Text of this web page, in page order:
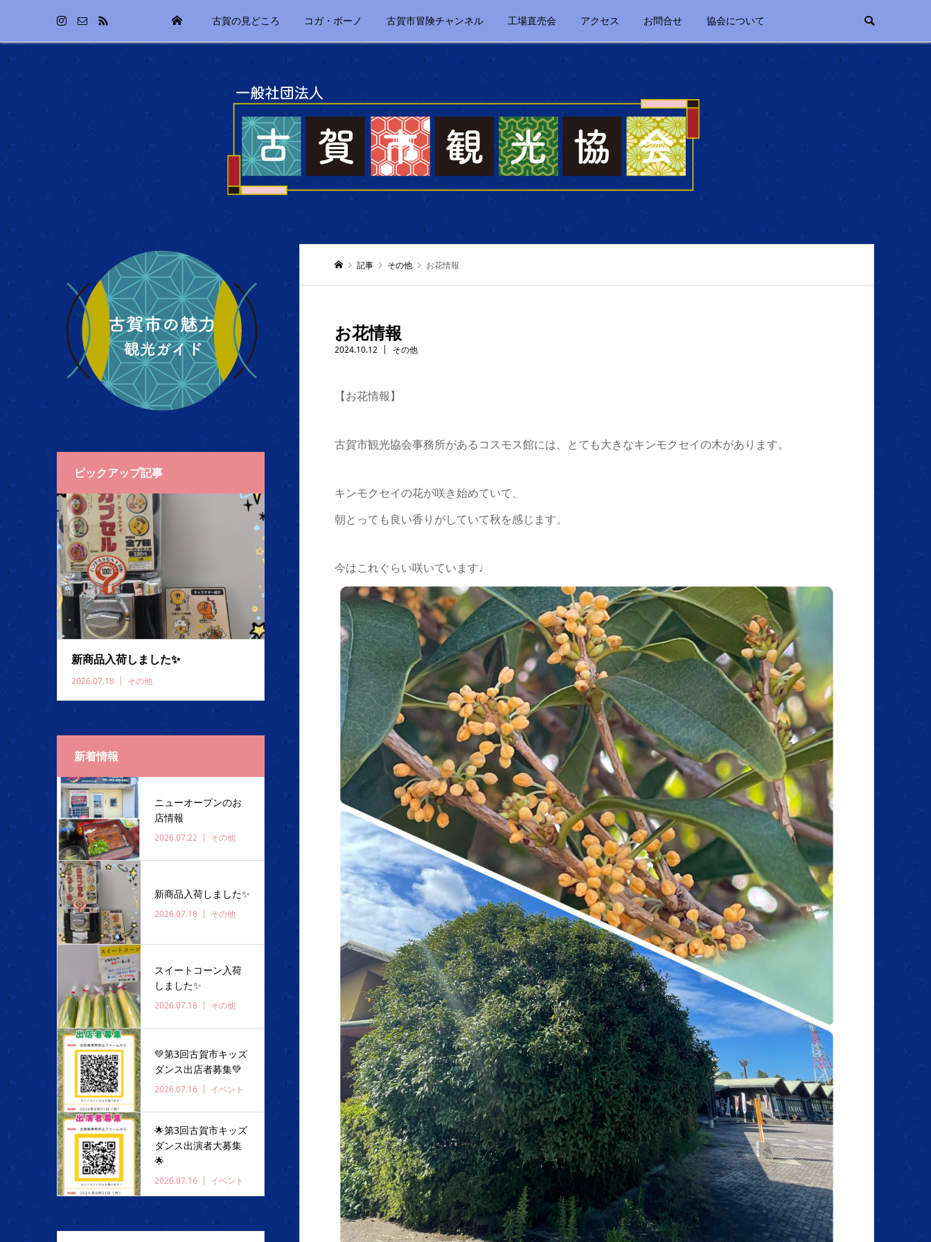
古賀の見どころ コガ・ボーノ 古賀市冒険チャンネル 工場直売会 アクセス お問合せ 協会について
記事 その他 お花情報
お花情報
2024.10.12 その他
【お花情報】
古賀市観光協会事務所があるコスモス館には、とても大きなキンモクセイの木があります。
キンモクセイの花が咲き始めていて、
朝とっても良い香りがしていて秋を感じます。
今はこれぐらい咲いています♩
ピックアップ記事
新商品入荷しました✨️
2026.07.18 その他
新着情報
ニューオープンのお
店情報
2026.07.22 その他
新商品入荷しました✨️
2026.07.18 その他
スイートコーン入荷
しました✨️
2026.07.18 その他
💚第3回古賀市キッズ
ダンス出店者募集💚
2026.07.16 イベント
🌟第3回古賀市キッズ
ダンス出演者大募集
🌟
2026.07.16 イベント